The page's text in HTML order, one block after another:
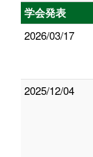
学会発表
2026/03/17
2025/12/04